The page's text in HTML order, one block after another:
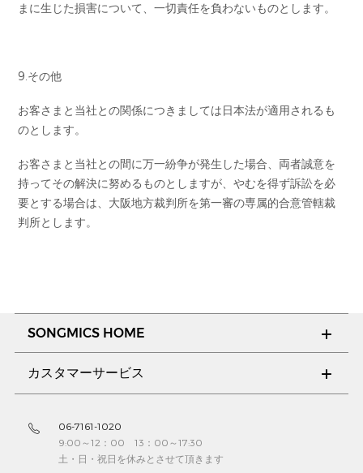
まに生じた損害について、一切責任を負わないものとします。
9.その他
お客さまと当社との関係につきましては日本法が適用されるも
のとします。
お客さまと当社との間に万一紛争が発生した場合、両者誠意を
持ってその解決に努めるものとしますが、やむを得ず訴訟を必
要とする場合は、大阪地方裁判所を第一審の専属的合意管轄裁
判所とします。
SONGMICS HOME
カスタマーサービス
06-7161-1020
9:00～12：00 13：00～17:30
土・日・祝日を休みとさせて頂きます